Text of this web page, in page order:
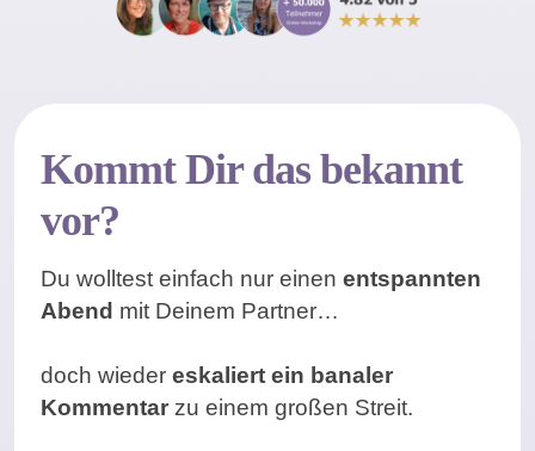
Kommt Dir das bekannt
vor?
Du wolltest einfach nur einen entspannten
Abend mit Deinem Partner…
doch wieder eskaliert ein banaler
Kommentar zu einem großen Streit.